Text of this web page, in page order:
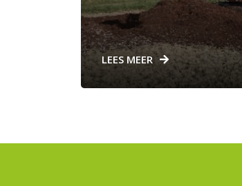
LEES MEER